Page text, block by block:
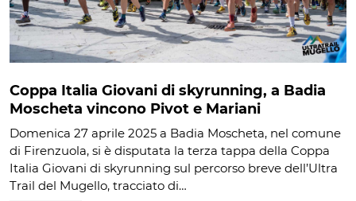
Coppa Italia Giovani di skyrunning, a Badia
Moscheta vincono Pivot e Mariani
Domenica 27 aprile 2025 a Badia Moscheta, nel comune
di Firenzuola, si è disputata la terza tappa della Coppa
Italia Giovani di skyrunning sul percorso breve dell’Ultra
Trail del Mugello, tracciato di…